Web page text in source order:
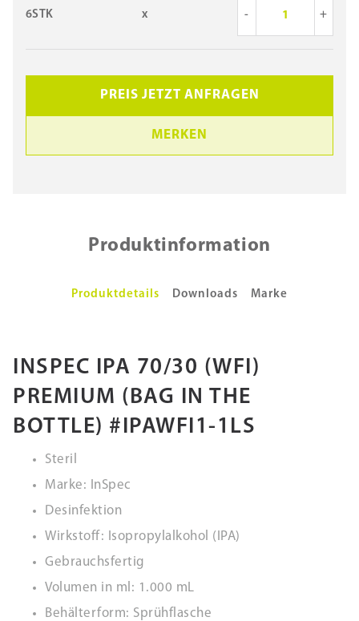
6STK x - +
PREIS JETZT ANFRAGEN
MERKEN
Produktinformation
Produktdetails Downloads Marke
INSPEC IPA 70/30 (WFI)
PREMIUM (BAG IN THE
BOTTLE) #IPAWFI1-1LS
Steril
Marke: InSpec
Desinfektion
Wirkstoff: Isopropylalkohol (IPA)
Gebrauchsfertig
Volumen in ml: 1.000 mL
Behälterform: Sprühflasche